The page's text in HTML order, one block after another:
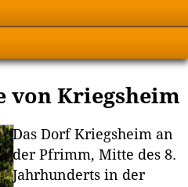
von Kriegsheim
Das Dorf Kriegsheim an
der Pfrimm, Mitte des 8.
Jahrhunderts in der